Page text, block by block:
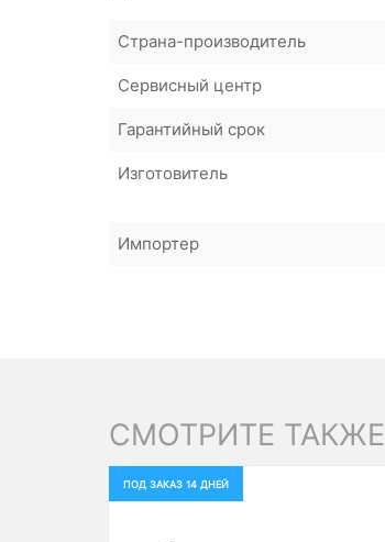
Страна-производитель
Сервисный центр
Гарантийный срок
Изготовитель
Импортер
СМОТРИТЕ ТАКЖЕ
ПОД ЗАКАЗ 14 ДНЕЙ